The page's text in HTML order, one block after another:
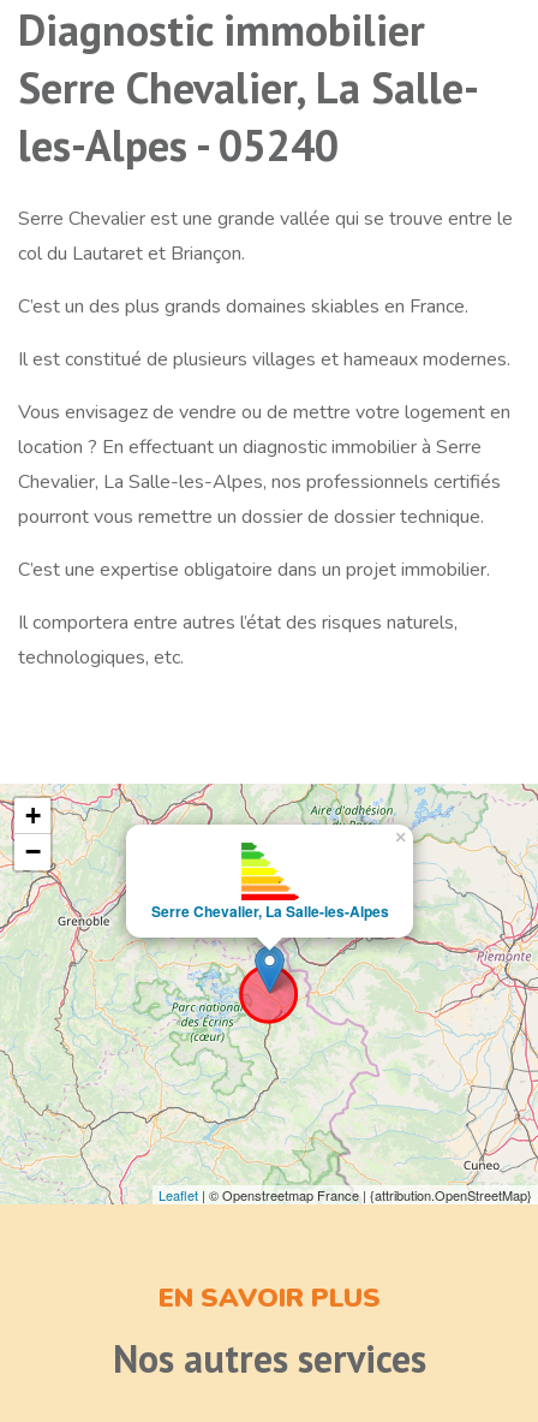
Diagnostic immobilier
Serre Chevalier, La Salle-
les-Alpes - 05240
Serre Chevalier est une grande vallée qui se trouve entre le
col du Lautaret et Briançon.
C’est un des plus grands domaines skiables en France.
Il est constitué de plusieurs villages et hameaux modernes.
Vous envisagez de vendre ou de mettre votre logement en
location ? En effectuant un diagnostic immobilier à Serre
Chevalier, La Salle-les-Alpes, nos professionnels certifiés
pourront vous remettre un dossier de dossier technique.
C’est une expertise obligatoire dans un projet immobilier.
Il comportera entre autres l’état des risques naturels,
technologiques, etc.
Serre Chevalier, La Salle-les-Alpes
×
+
−
Leaflet | © Openstreetmap France | {attribution.OpenStreetMap}
EN SAVOIR PLUS
Nos autres services